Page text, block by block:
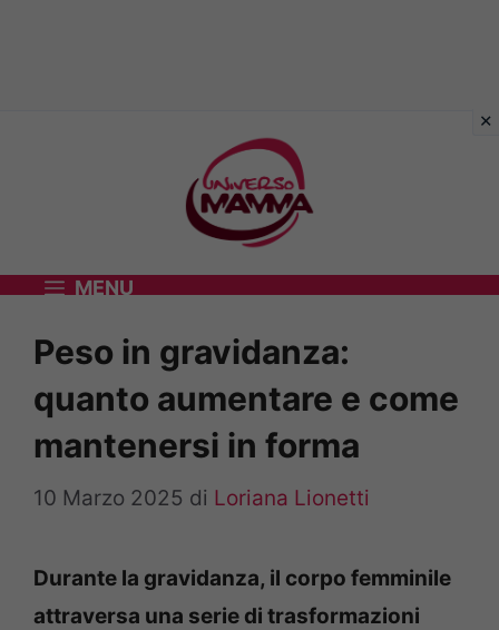
MENU
Peso in gravidanza:
quanto aumentare e come
mantenersi in forma
10 Marzo 2025 di Loriana Lionetti
Durante la gravidanza, il corpo femminile
attraversa una serie di trasformazioni